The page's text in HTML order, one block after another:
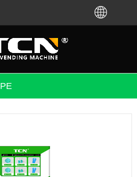
è a risoluzione di i